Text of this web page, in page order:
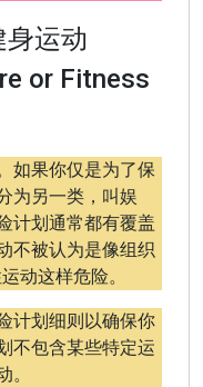
运动
or Fitness
如果你仅是为了保
为另一类，叫娱
计划通常都有覆盖
不被认为是像组织
动这样危险。
计划细则以确保你
不包含某些特定运